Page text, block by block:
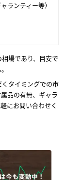
ランティー等）
場であり、目安で
タイミングでの市
品の有無、ギャラ
にお問い合わせく